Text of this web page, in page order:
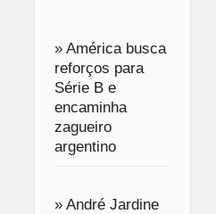
» América busca
reforços para
Série B e
encaminha
zagueiro
argentino
» André Jardine